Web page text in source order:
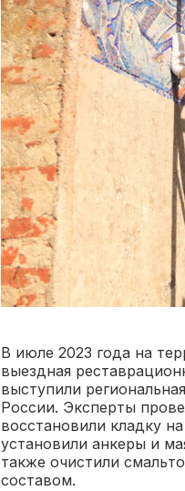
В июле 2023 года на
выездная
выступили
России. Эксперты
восстановили кладку
установили анкеры и
также очистили
составом.